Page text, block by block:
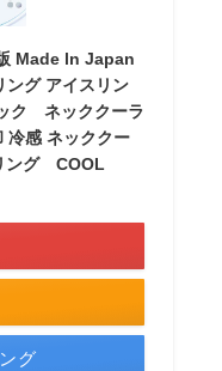
Made ln Japan
ング アイスリン
ク ネッククーラ
感 ネッククー
ング COOL
グ